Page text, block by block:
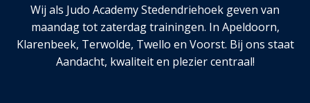
Wij als Judo Academy Stedendriehoek geven van
maandag tot zaterdag trainingen. In Apeldoorn,
Klarenbeek, Terwolde, Twello en Voorst. Bij ons staat
Aandacht, kwaliteit en plezier centraal!